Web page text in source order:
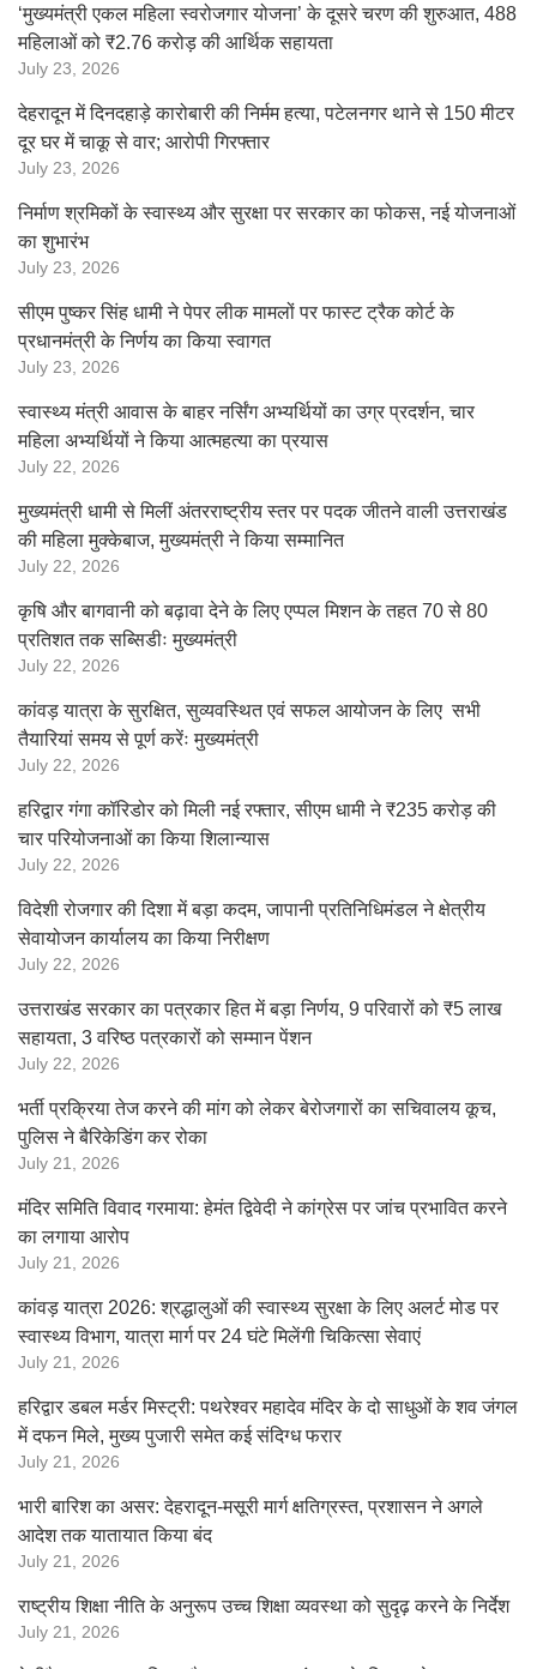
‘मुख्यमंत्री एकल महिला स्वरोजगार योजना’ के दूसरे चरण की शुरुआत, 488
महिलाओं को ₹2.76 करोड़ की आर्थिक सहायता
July 23, 2026
देहरादून में दिनदहाड़े कारोबारी की निर्मम हत्या, पटेलनगर थाने से 150 मीटर
दूर घर में चाकू से वार; आरोपी गिरफ्तार
July 23, 2026
निर्माण श्रमिकों के स्वास्थ्य और सुरक्षा पर सरकार का फोकस, नई योजनाओं
का शुभारंभ
July 23, 2026
सीएम पुष्कर सिंह धामी ने पेपर लीक मामलों पर फास्ट ट्रैक कोर्ट के
प्रधानमंत्री के निर्णय का किया स्वागत
July 23, 2026
स्वास्थ्य मंत्री आवास के बाहर नर्सिंग अभ्यर्थियों का उग्र प्रदर्शन, चार
महिला अभ्यर्थियों ने किया आत्महत्या का प्रयास
July 22, 2026
मुख्यमंत्री धामी से मिलीं अंतरराष्ट्रीय स्तर पर पदक जीतने वाली उत्तराखंड
की महिला मुक्केबाज, मुख्यमंत्री ने किया सम्मानित
July 22, 2026
कृषि और बागवानी को बढ़ावा देने के लिए एप्पल मिशन के तहत 70 से 80
प्रतिशत तक सब्सिडीः मुख्यमंत्री
July 22, 2026
कांवड़ यात्रा के सुरक्षित, सुव्यवस्थित एवं सफल आयोजन के लिए सभी
तैयारियां समय से पूर्ण करेंः मुख्यमंत्री
July 22, 2026
हरिद्वार गंगा कॉरिडोर को मिली नई रफ्तार, सीएम धामी ने ₹235 करोड़ की
चार परियोजनाओं का किया शिलान्यास
July 22, 2026
विदेशी रोजगार की दिशा में बड़ा कदम, जापानी प्रतिनिधिमंडल ने क्षेत्रीय
सेवायोजन कार्यालय का किया निरीक्षण
July 22, 2026
उत्तराखंड सरकार का पत्रकार हित में बड़ा निर्णय, 9 परिवारों को ₹5 लाख
सहायता, 3 वरिष्ठ पत्रकारों को सम्मान पेंशन
July 22, 2026
भर्ती प्रक्रिया तेज करने की मांग को लेकर बेरोजगारों का सचिवालय कूच,
पुलिस ने बैरिकेडिंग कर रोका
July 21, 2026
मंदिर समिति विवाद गरमाया: हेमंत द्विवेदी ने कांग्रेस पर जांच प्रभावित करने
का लगाया आरोप
July 21, 2026
कांवड़ यात्रा 2026: श्रद्धालुओं की स्वास्थ्य सुरक्षा के लिए अलर्ट मोड पर
स्वास्थ्य विभाग, यात्रा मार्ग पर 24 घंटे मिलेंगी चिकित्सा सेवाएं
July 21, 2026
हरिद्वार डबल मर्डर मिस्ट्री: पथरेश्वर महादेव मंदिर के दो साधुओं के शव जंगल
में दफन मिले, मुख्य पुजारी समेत कई संदिग्ध फरार
July 21, 2026
भारी बारिश का असर: देहरादून-मसूरी मार्ग क्षतिग्रस्त, प्रशासन ने अगले
आदेश तक यातायात किया बंद
July 21, 2026
राष्ट्रीय शिक्षा नीति के अनुरूप उच्च शिक्षा व्यवस्था को सुदृढ़ करने के निर्देश
July 21, 2026